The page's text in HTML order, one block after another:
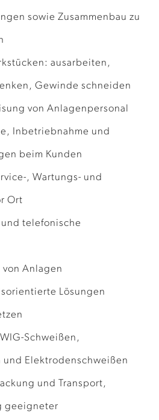
sowie Zusammenbau zu
ausarbeiten,
Gewinde schneiden
von Anlagenpersonal
Inbetriebnahme und
beim Kunden
, Wartungs- und
Ort
telefonische
Anlagen
Lösungen
Schweißen,
und Elektrodenschweißen
und Transport,
geeigneter